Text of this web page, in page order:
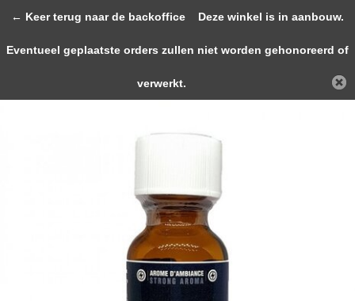
Home
← Keer terug naar de backoffice Deze winkel is in aanbouw.
Eventueel geplaatste orders zullen niet worden gehonoreerd of
verwerkt.